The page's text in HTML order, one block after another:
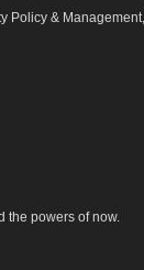
Policy &
the powers of now.